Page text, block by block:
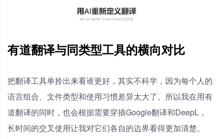
有道翻译与同类型工具的横向对比
把翻译工具单拎出来看谁更好，其实不科学，因为每个人的
语言组合、文件类型和使用习惯差异太大了。所以我在用有
道翻译的同时，也会根据需要穿插Google翻译和DeepL，
长时间的交叉使用让我对它们各自的边界看得更加清楚。